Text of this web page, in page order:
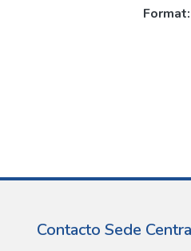
Format:
Contacto Sede